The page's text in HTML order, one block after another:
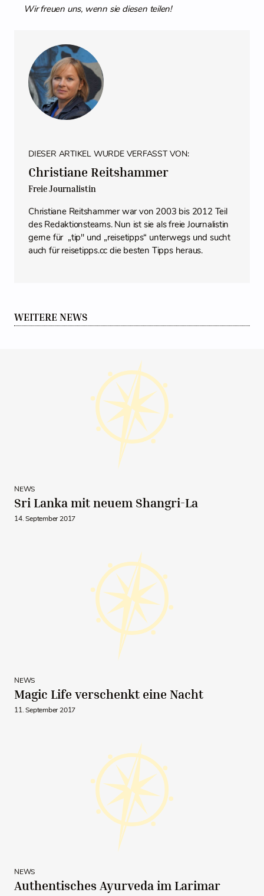
Wir freuen uns, wenn sie diesen teilen!
DIESER ARTIKEL WURDE VERFASST VON:
Christiane Reitshammer
Freie Journalistin
Christiane Reitshammer war von 2003 bis 2012 Teil
des Redaktionsteams. Nun ist sie als freie Journalistin
gerne für „tip" und „reisetipps“ unterwegs und sucht
auch für reisetipps.cc die besten Tipps heraus.
WEITERE NEWS
NEWS
Sri Lanka mit neuem Shangri-La
14. September 2017
NEWS
Magic Life verschenkt eine Nacht
11. September 2017
NEWS
Authentisches Ayurveda im Larimar